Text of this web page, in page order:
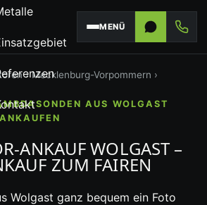
MENÜ
›Mecklenburg-Vorpommern ›
AUS WOLGAST
ANKAUF WOLGAST –
ZUM FAIREN
Wolgast ganz bequem ein Foto